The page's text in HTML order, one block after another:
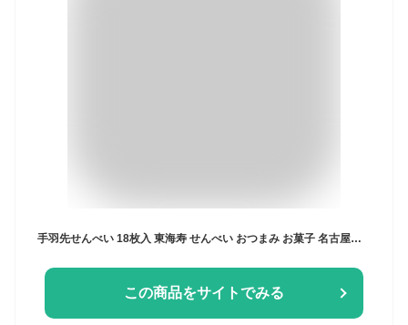
手羽先せんべい 18枚入 東海寿 せんべい おつまみ お菓子 名古屋コーチン 名古屋 土産 ギフト 贈り物 お祝い お返し 七五三 お歳暮 お取り寄せ 名古屋土産
この商品をサイトでみる